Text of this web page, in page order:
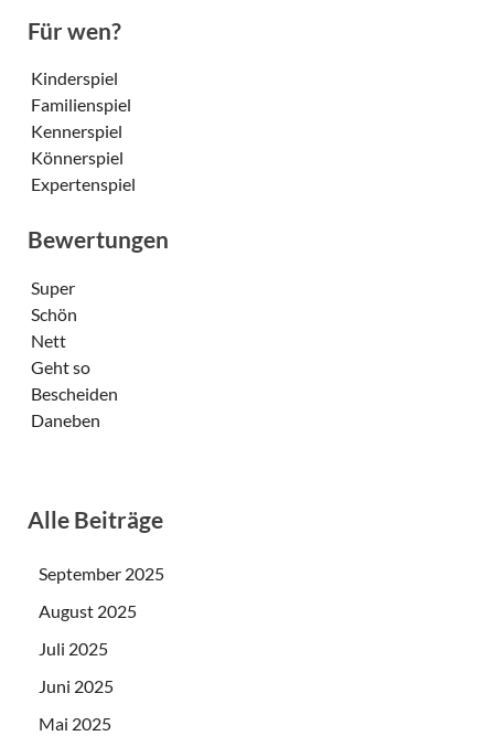
Für wen?
Kinderspiel
Familienspiel
Kennerspiel
Könnerspiel
Expertenspiel
Bewertungen
Super
Schön
Nett
Geht so
Bescheiden
Daneben
Alle Beiträge
September 2025
August 2025
Juli 2025
Juni 2025
Mai 2025